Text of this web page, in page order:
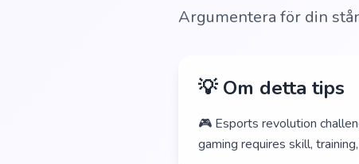
Argumentera för din
💡 Om detta tips
🎮 Esports revolution
gaming requires skill,